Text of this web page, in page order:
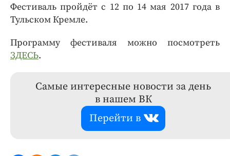
Фестиваль пройдёт с 12 по 14 мая 2017 года в
Тульском Кремле.
Программу фестиваля можно посмотреть
ЗДЕСЬ.
Самые интересные новости за день
в нашем ВК
Перейти в